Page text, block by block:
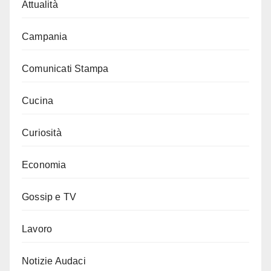
Attualità
Campania
Comunicati Stampa
Cucina
Curiosità
Economia
Gossip e TV
Lavoro
Notizie Audaci